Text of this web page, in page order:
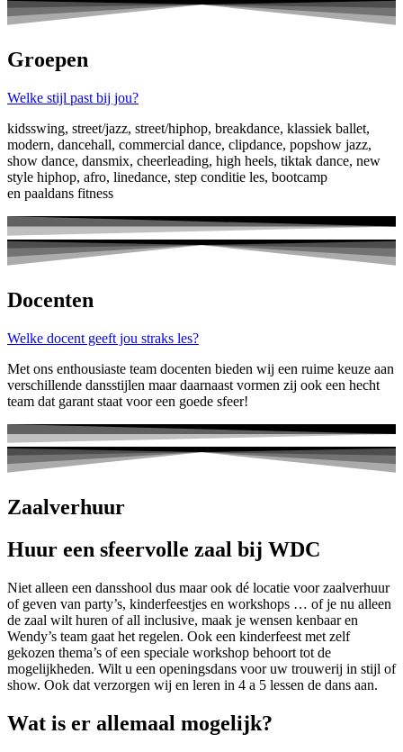
Groepen
Welke stijl past bij jou?
kidsswing, street/jazz, street/hiphop, breakdance, klassiek ballet,
modern, dancehall, commercial dance, clipdance, popshow jazz,
show dance, dansmix, cheerleading, high heels, tiktak dance, new
style hiphop, afro, linedance, step conditie les, bootcamp
en paaldans fitness
Docenten​
Welke docent geeft jou straks les?
Met ons enthousiaste team docenten bieden wij een ruime keuze aan
verschillende dansstijlen maar daarnaast vormen zij ook een hecht
team dat garant staat voor een goede sfeer!
Zaalverhuur
Huur een sfeervolle zaal bij WDC
Niet alleen een dansshool dus maar ook dé locatie voor zaalverhuur
of geven van party’s, kinderfeestjes en workshops … of je nu alleen
de zaal wilt huren of all inclusive, maak je wensen kenbaar en
Wendy’s team gaat het regelen. Ook een kinderfeest met zelf
gekozen thema’s of een speciale workshop behoort tot de
mogelijkheden. Wilt u een openingsdans voor uw trouwerij in stijl of
show. Ook dat verzorgen wij en leren in 4 a 5 lessen de dans aan.
Wat is er allemaal mogelijk?